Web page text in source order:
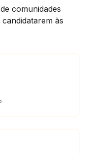
comunidades
às